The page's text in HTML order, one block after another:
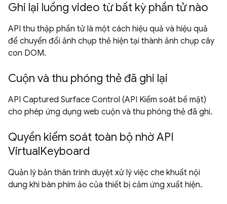
Ghi lại luồng video từ bất kỳ phần tử nào
API thu thập phần tử là một cách hiệu quả và hiệu quả
để chuyển đổi ảnh chụp thẻ hiện tại thành ảnh chụp cây
con DOM.
Cuộn và thu phóng thẻ đã ghi lại
API Captured Surface Control (API Kiểm soát bề mặt)
cho phép ứng dụng web cuộn và thu phóng thẻ đã ghi.
Quyền kiểm soát toàn bộ nhờ API
VirtualKeyboard
Quản lý bản thân trình duyệt xử lý việc che khuất nội
dung khi bàn phím ảo của thiết bị cảm ứng xuất hiện.